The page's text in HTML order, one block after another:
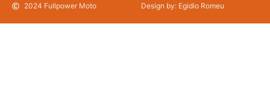
2024 Fullpower Moto Design by: Egidio Romeu